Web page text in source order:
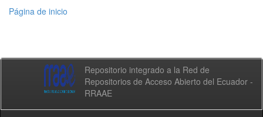
Página de inicio
Repositorio integrado a la Red de
Repositorios de Acceso Abierto del Ecuador -
RRAAE